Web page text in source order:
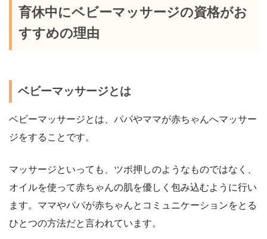
育休中にベビーマッサージの資格がお
すすめの理由
ベビーマッサージとは
ベビーマッサージとは、パパやママが赤ちゃんへマッサー
ジをすることです。
マッサージといっても、ツボ押しのようなものではなく、
オイルを使って赤ちゃんの肌を優しく包み込むように行い
ます。ママやパパが赤ちゃんとコミュニケーションをとる
ひとつの方法だと言われています。